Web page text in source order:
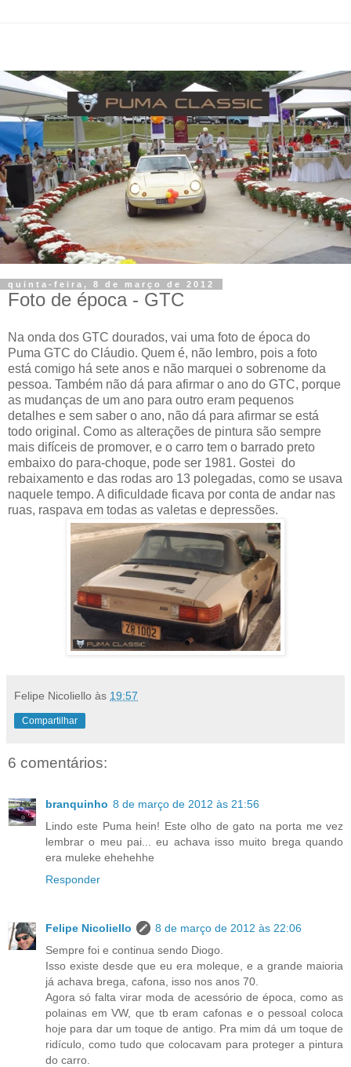
quinta-feira, 8 de março de 2012
Foto de época - GTC
Na onda dos GTC dourados, vai uma foto de época do
Puma GTC do Cláudio. Quem é, não lembro, pois a foto
está comigo há sete anos e não marquei o sobrenome da
pessoa. Também não dá para afirmar o ano do GTC, porque
as mudanças de um ano para outro eram pequenos
detalhes e sem saber o ano, não dá para afirmar se está
todo original. Como as alterações de pintura são sempre
mais difíceis de promover, e o carro tem o barrado preto
embaixo do para-choque, pode ser 1981. Gostei do
rebaixamento e das rodas aro 13 polegadas, como se usava
naquele tempo. A dificuldade ficava por conta de andar nas
ruas, raspava em todas as valetas e depressões.
Felipe Nicoliello às 19:57
Compartilhar
6 comentários:
branquinho 8 de março de 2012 às 21:56
Lindo este Puma hein! Este olho de gato na porta me vez
lembrar o meu pai... eu achava isso muito brega quando
era muleke ehehehhe
Responder
Felipe Nicoliello
8 de março de 2012 às 22:06
Sempre foi e continua sendo Diogo.
Isso existe desde que eu era moleque, e a grande maioria
já achava brega, cafona, isso nos anos 70.
Agora só falta virar moda de acessório de época, como as
polainas em VW, que tb eram cafonas e o pessoal coloca
hoje para dar um toque de antigo. Pra mim dá um toque de
ridículo, como tudo que colocavam para proteger a pintura
do carro.